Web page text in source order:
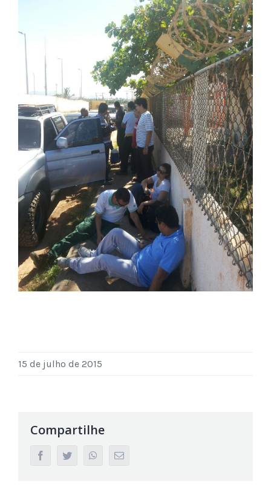
15 de julho de 2015
Compartilhe
facebooktwitter whatsappEmail